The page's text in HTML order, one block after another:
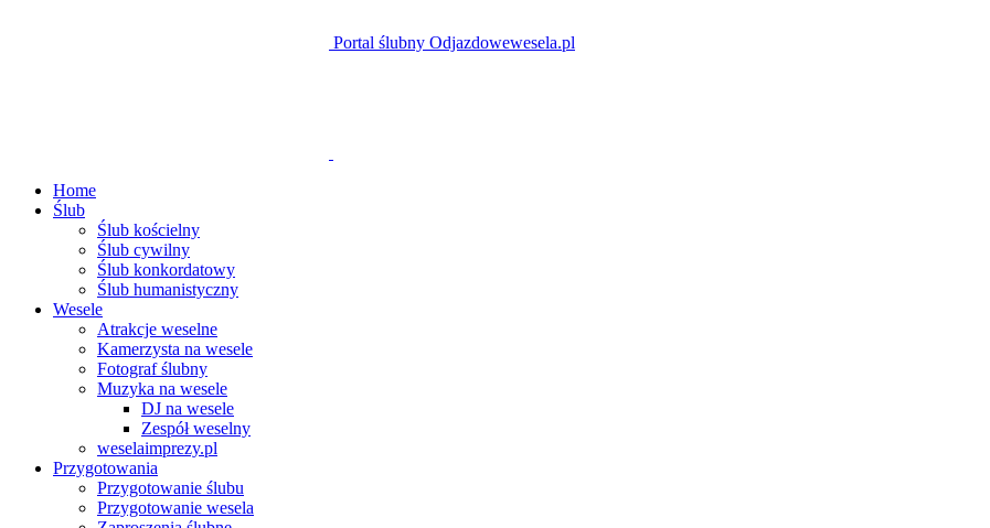
Portal ślubny Odjazdowewesela.pl
Home
Ślub
Ślub kościelny
Ślub cywilny
Ślub konkordatowy
Ślub humanistyczny
Wesele
Atrakcje weselne
Kamerzysta na wesele
Fotograf ślubny
Muzyka na wesele
DJ na wesele
Zespół weselny
weselaimprezy.pl
Przygotowania
Przygotowanie ślubu
Przygotowanie wesela